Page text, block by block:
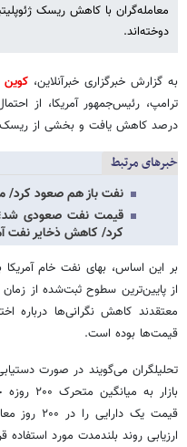
دوخته‌اند.
به گزارش خبرگزاری خبرآنلاین،
درصد کاهش یافت و بخشی از ریسک
خبرهای مرتبط
نفت باز هم صعود کرد/
قیمت نفت صعودی شد؛
کرد/ کاهش ذخایر نفت
از پایین‌ترین سطوح ثبت‌شده از
معتقدند کاهش نگرانی‌ها درباره
قیمت‌ها بوده است.
تحلیلگران می‌گویند در صورت
بازار
قیمت یک
ارزیابی روند بلندمدت مورد استفاده